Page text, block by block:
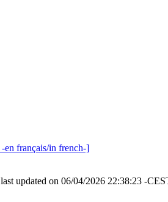
en français/in french-]
updated on 06/04/2026 22:38:23 -